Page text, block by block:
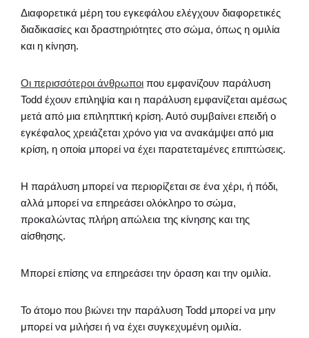
Διαφορετικά μέρη του εγκεφάλου ελέγχουν διαφορετικές
διαδικασίες και δραστηριότητες στο σώμα, όπως η ομιλία
και η κίνηση.
Οι περισσότεροι άνθρωποι που εμφανίζουν παράλυση
Todd έχουν επιληψία και η παράλυση εμφανίζεται αμέσως
μετά από μια επιληπτική κρίση. Αυτό συμβαίνει επειδή ο
εγκέφαλος χρειάζεται χρόνο για να ανακάμψει από μια
κρίση, η οποία μπορεί να έχει παρατεταμένες επιπτώσεις.
Η παράλυση μπορεί να περιορίζεται σε ένα χέρι, ή πόδι,
αλλά μπορεί να επηρεάσει ολόκληρο το σώμα,
προκαλώντας πλήρη απώλεια της κίνησης και της
αίσθησης.
Μπορεί επίσης να επηρεάσει την όραση και την ομιλία.
Το άτομο που βιώνει την παράλυση Todd μπορεί να μην
μπορεί να μιλήσει ή να έχει συγκεχυμένη ομιλία.